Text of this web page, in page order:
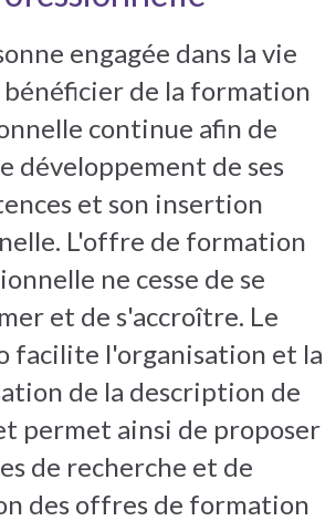
engagée dans la vie
de la formation
continue afin de
développement de ses
et son insertion
L'offre de formation
ne cesse de se
et de s'accroître. Le
facilite l'organisation et la
de la description de
permet ainsi de proposer
de recherche et de
des offres de formation